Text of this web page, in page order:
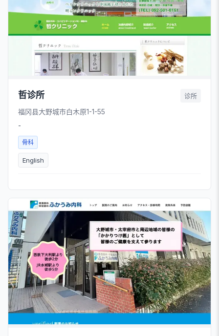
哲诊所 诊所
福冈县大野城市白木原1-1-55
-
骨科
English